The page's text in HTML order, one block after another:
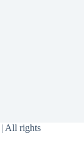
All rights